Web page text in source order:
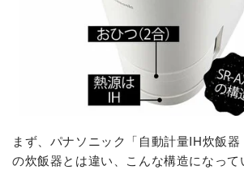
まず、パナソニック「自動計量IH炊飯
の炊飯器とは違い、こんな構造になって